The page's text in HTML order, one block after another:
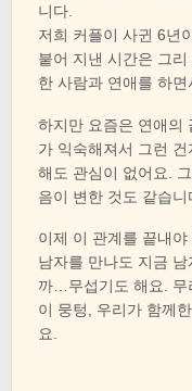
니다.
저희 커플이 사귄 6년
붙어 지낸 시간은 그
한 사람과 연애를 하면
하지만 요즘은 연애의
가 익숙해져서 그런
해도 관심이 없어요.
음이 변한 것도 같습니
이제 이 관계를 끝내
남자를 만나도 지금
까…무섭기도 해요. 무
이 뭉텅, 우리가 함께
요.